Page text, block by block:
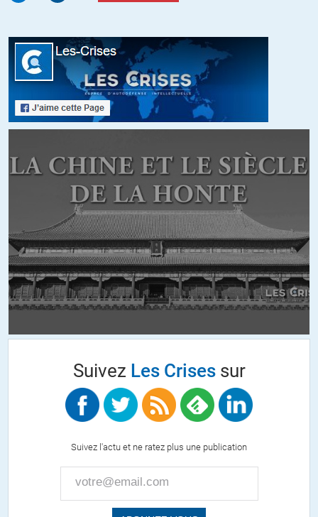
Suivez Les Crisessur
Suivez l'actu et ne ratez plus une publication